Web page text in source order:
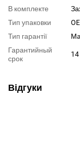
В комплекте
Тип упаковки
Тип гарантії
Гарантийный
срок
Відгуки